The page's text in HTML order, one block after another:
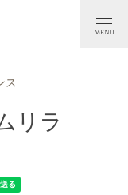
ス
リラ